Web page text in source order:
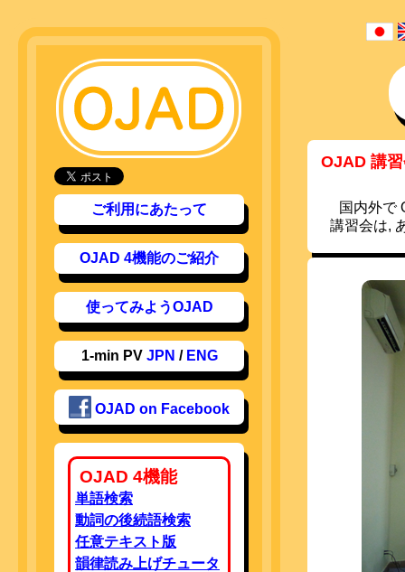
ご利用にあたって
OJAD 4機能のご紹介
使ってみようOJAD
1-min PV JPN / ENG
OJAD on Facebook
OJAD 4機能
単語検索
動詞の後続語検索
任意テキスト版
韻律読み上げチュータ
OJAD 講
国内外で
講習会は,